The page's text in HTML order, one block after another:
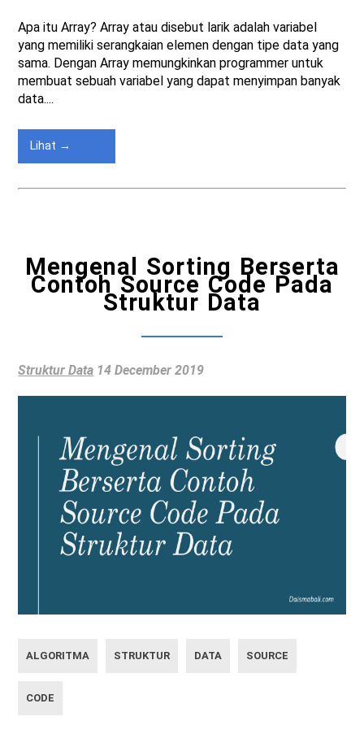
Apa itu Array? Array atau disebut larik adalah variabel
yang memiliki serangkaian elemen dengan tipe data yang
sama. Dengan Array memungkinkan programmer untuk
membuat sebuah variabel yang dapat menyimpan banyak
data....
Lihat →
Mengenal Sorting Berserta
Contoh Source Code Pada
Struktur Data
Struktur Data 14 December 2019
ALGORITMA STRUKTUR DATA SOURCE
CODE